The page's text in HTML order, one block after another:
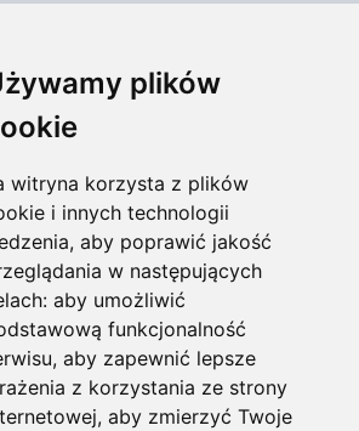
plików
witryna korzysta z plików
i innych technologii
aby poprawić jakość
w następujących
aby umożliwić
funkcjonalność
, aby zapewnić lepsze
z korzystania ze strony
, aby zmierzyć Twoje
www.odoo.com.pl oraz dystrybucja
są niezależnymi rozwiązaniami
Nie jesteśmy powiązani kapitałowo
z Odoo S.A. Słowo „Odoo” jest
towarowym Odoo S.A. i zostało
celach informacyjnych, do określenia
open source (Community), na której
wdrożenia zachowują 100%
twórców, umożliwiając
z płatnych usług Odoo S.A. (np.
leadów) oraz gwarantując otwartą
migracji na wersję Enterprise.